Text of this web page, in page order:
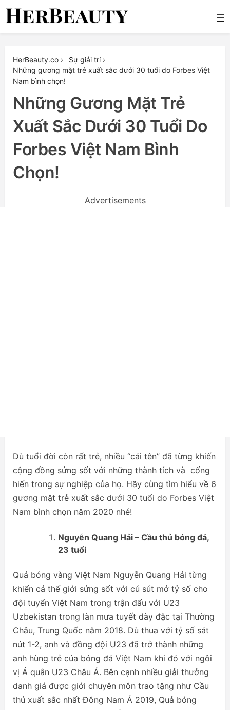
Skip
☰
HerBeauty.co › Sự giải trí›
Những gương mặt trẻ xuất sắc dưới 30 tuổi do Forbes Việt
Nam bình chọn!
Những Gương Mặt Trẻ
Xuất Sắc Dưới 30 Tuổi Do
Forbes Việt Nam Bình
Chọn!
Advertisements
Dù tuổi đời còn rất trẻ, nhiều “cái tên” đã từng khiến
cộng đồng sửng sốt với những thành tích và cống
hiến trong sự nghiệp của họ. Hãy cùng tìm hiểu về 6
gương mặt trẻ xuất sắc dưới 30 tuổi do Forbes Việt
Nam bình chọn năm 2020 nhé!
Nguyễn Quang Hải – Cầu thủ bóng đá,
23 tuổi
Quả bóng vàng Việt Nam Nguyễn Quang Hải từng
khiến cả thế giới sửng sốt với cú sút mở tỷ số cho
đội tuyển Việt Nam trong trận đấu với U23
Uzbekistan trong làn mưa tuyết dày đặc tại Thường
Châu, Trung Quốc năm 2018. Dù thua với tỷ số sát
nút 1-2, anh và đồng đội U23 đã trở thành những
anh hùng trẻ của bóng đá Việt Nam khi đó với ngôi
vị Á quân U23 Châu Á. Bên cạnh nhiều giải thưởng
danh giá được giới chuyên môn trao tặng như Cầu
thủ xuất sắc nhất Đông Nam Á 2019, Quả bóng